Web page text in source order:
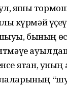
яҡшы
күрмәй
бының
яҡтан, уның